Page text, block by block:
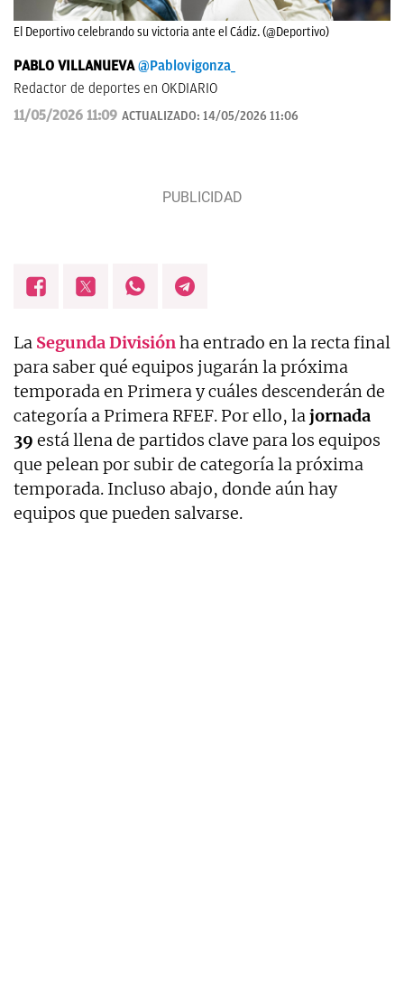
El Deportivo celebrando su victoria ante el Cádiz. (@Deportivo)
PABLO VILLANUEVA @Pablovigonza_
Redactor de deportes en OKDIARIO
11/05/2026 11:09 ACTUALIZADO: 14/05/2026 11:06
La SegundaDivisiónha entrado en la recta final
para saber qué equipos jugarán la próxima
temporada en Primera y cuáles descenderán de
categoría a Primera RFEF. Por ello, lajornada
39 está llena de partidos clave para los equipos
que pelean por subir de categoría la próxima
temporada. Incluso abajo, donde aún hay
equipos que pueden salvarse.